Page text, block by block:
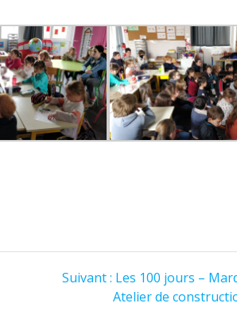
Suivant : Les 100 jours –
Atelier de